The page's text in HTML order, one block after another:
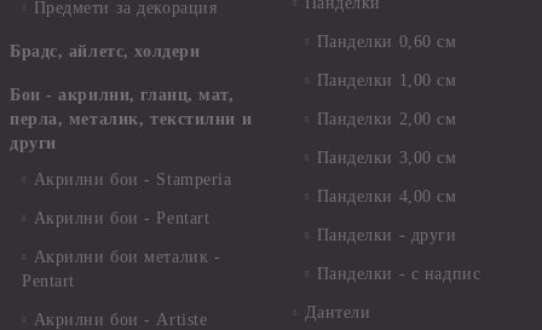
Предмети за декорация
Брадс, айлетс, холдери
Бои - акрилни, гланц, мат,
перла, металик, текстилни и
други
Акрилни бои - Stamperia
Акрилни бои - Pentart
Акрилни бои металик -
Pentart
Акрилни бои - Artiste
Панделки 0,60 см
Панделки 1,00 см
Панделки 2,00 см
Панделки 3,00 см
Панделки 4,00 см
Панделки - други
Панделки - с надпис
Дантели